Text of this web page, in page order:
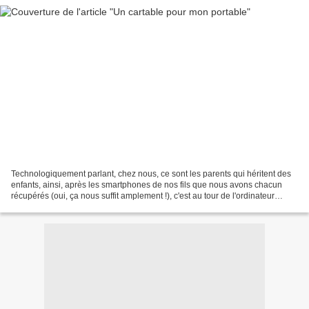
Technologiquement parlant, chez nous, ce sont les parents qui héritent des
enfants, ainsi, après les smartphones de nos fils que nous avons chacun
récupérés (oui, ça nous suffit amplement !), c'est au tour de l'ordinateur